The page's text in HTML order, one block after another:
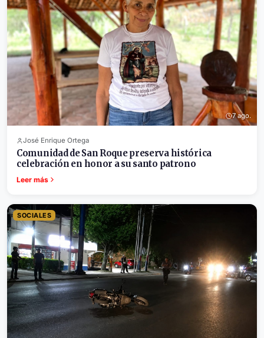
7 ago.
José Enrique Ortega
Comunidad de San Roque preserva histórica
celebración en honor a su santo patrono
Leer más
SOCIALES